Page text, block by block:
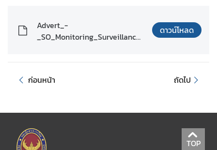
A
S
l
a
Advert_-
_SO_Monitoring_Surveillance
ดาวน์โหลด
ก่อนหน้า ถัดไป
TOP